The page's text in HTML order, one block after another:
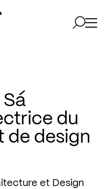
du
de design
et Design